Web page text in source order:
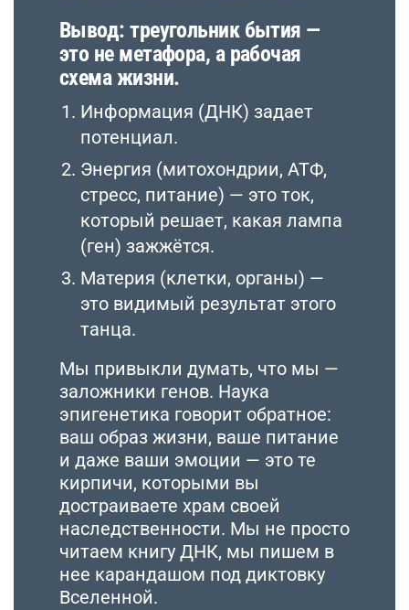
Вывод:треугольник бытия —
это не метафора, а рабочая
схема жизни.
Информация (ДНК) задает
потенциал.
Энергия (митохондрии, АТФ,
стресс, питание) — это ток,
который решает, какая лампа
(ген) зажжётся.
Материя (клетки, органы) —
это видимый результат этого
танца.
Мы привыкли думать, что мы —
заложники генов. Наука
эпигенетика говорит обратное:
ваш образ жизни, ваше питание
и даже ваши эмоции — это те
кирпичи, которыми вы
достраиваете храм своей
наследственности. Мы не просто
читаем книгу ДНК, мы пишем в
нее карандашом под диктовку
Вселенной.